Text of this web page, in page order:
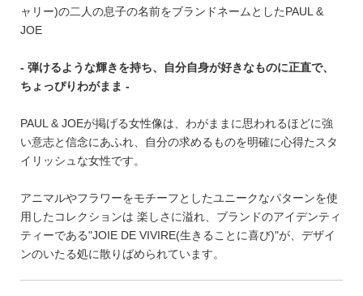
ャリー)の二人の息子の名前をブランドネームとしたPAUL &
JOE
- 弾けるような輝きを持ち、自分自身が好きなものに正直で、
ちょっぴりわがまま -
PAUL & JOEが掲げる女性像は、わがままに思われるほどに強
い意志と信念にあふれ、自分の求めるものを明確に心得たスタ
イリッシュな女性です。
アニマルやフラワーをモチーフとしたユニークなパターンを使
用したコレクションは 楽しさに溢れ、ブランドのアイデンティ
ティーである"JOIE DE VIVIRE(生きることに喜び)"が、デザイ
ンのいたる処に散りばめられています。